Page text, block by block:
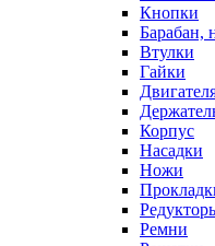
Кнопки
Барабан,
Втулки
Гайки
Корпус
Насадки
Ножи
Ремни